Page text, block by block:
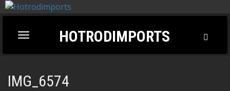
Toggle
navigation
HOTRODIMPORTS
IMG_6574